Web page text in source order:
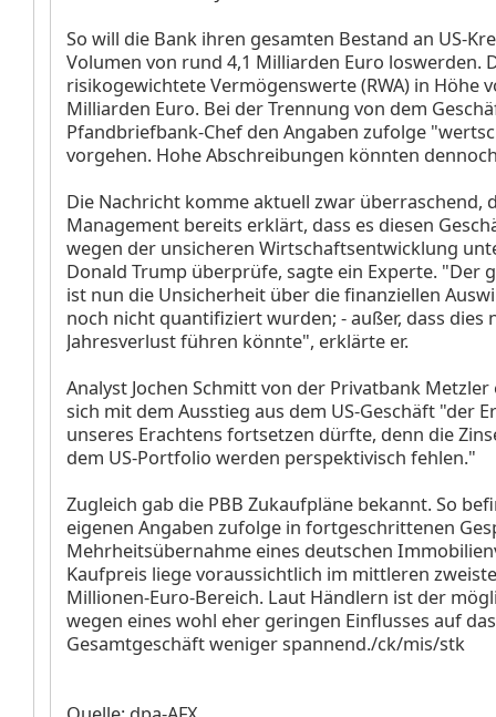
So will die Bank ihren gesamten Bestand an US-
Volumen von rund 4,1 Milliarden Euro loswerden.
risikogewichtete Vermögenswerte (RWA) in Höhe
Milliarden Euro. Bei der Trennung von dem
Pfandbriefbank-Chef den Angaben zufolge
vorgehen. Hohe Abschreibungen könnten
Die Nachricht komme aktuell zwar überraschend,
Management bereits erklärt, dass es diesen
wegen der unsicheren Wirtschaftsentwicklung
Donald Trump überprüfe, sagte ein Experte. "Der
ist nun die Unsicherheit über die finanziellen
noch nicht quantifiziert wurden; - außer, dass dies
Jahresverlust führen könnte", erklärte er.
Analyst Jochen Schmitt von der Privatbank
sich mit dem Ausstieg aus dem US-Geschäft "der
unseres Erachtens fortsetzen dürfte, denn die
dem US-Portfolio werden perspektivisch fehlen."
Zugleich gab die PBB Zukaufpläne bekannt. So
eigenen Angaben zufolge in fortgeschrittenen
Mehrheitsübernahme eines deutschen
Kaufpreis liege voraussichtlich im mittleren
Millionen-Euro-Bereich. Laut Händlern ist der
wegen eines wohl eher geringen Einflusses auf das
Gesamtgeschäft weniger spannend./ck/mis/stk